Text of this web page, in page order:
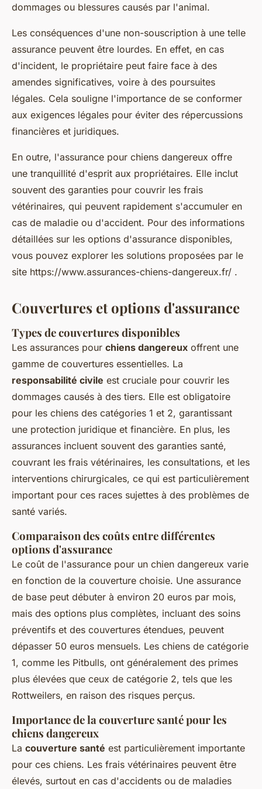
dommages ou blessures causés par l'animal.
Les conséquences d'une non-souscription à une telle
assurance peuvent être lourdes. En effet, en cas
d'incident, le propriétaire peut faire face à des
amendes significatives, voire à des poursuites
légales. Cela souligne l'importance de se conformer
aux exigences légales pour éviter des répercussions
financières et juridiques.
En outre, l'assurance pour chiens dangereux offre
une tranquillité d'esprit aux propriétaires. Elle inclut
souvent des garanties pour couvrir les frais
vétérinaires, qui peuvent rapidement s'accumuler en
cas de maladie ou d'accident. Pour des informations
détaillées sur les options d'assurance disponibles,
vous pouvez explorer les solutions proposées par le
site https://www.assurances-chiens-dangereux.fr/ .
Couvertures et options d'assurance
Types de couvertures disponibles
Les assurances pour chiens dangereux offrent une
gamme de couvertures essentielles. La
responsabilité civile est cruciale pour couvrir les
dommages causés à des tiers. Elle est obligatoire
pour les chiens des catégories 1 et 2, garantissant
une protection juridique et financière. En plus, les
assurances incluent souvent des garanties santé,
couvrant les frais vétérinaires, les consultations, et les
interventions chirurgicales, ce qui est particulièrement
important pour ces races sujettes à des problèmes de
santé variés.
Comparaison des coûts entre différentes
options d'assurance
Le coût de l'assurance pour un chien dangereux varie
en fonction de la couverture choisie. Une assurance
de base peut débuter à environ 20 euros par mois,
mais des options plus complètes, incluant des soins
préventifs et des couvertures étendues, peuvent
dépasser 50 euros mensuels. Les chiens de catégorie
1, comme les Pitbulls, ont généralement des primes
plus élevées que ceux de catégorie 2, tels que les
Rottweilers, en raison des risques perçus.
Importance de la couverture santé pour les
chiens dangereux
La couverture santé est particulièrement importante
pour ces chiens. Les frais vétérinaires peuvent être
élevés, surtout en cas d'accidents ou de maladies